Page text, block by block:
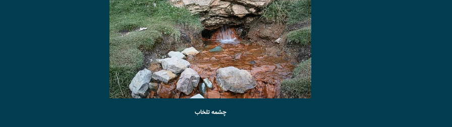
چشمه تلخاب